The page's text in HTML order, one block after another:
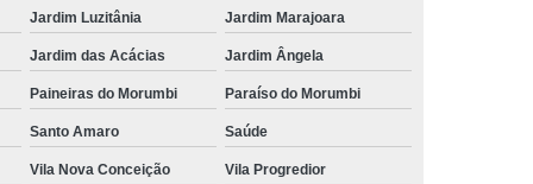
Festa São João Climaco
para Festas São Caetano
Festa Heliópolis
Kit Salgado para Festa
Salgado para Festa Congelado
Infantil
Salgado para Festa de Casamento
Jardim Luzitânia Jardim Marajoara
Jardim das Acácias Jardim Ângela
Paineiras do Morumbi Paraíso do Morumbi
Santo Amaro Saúde
Vila Nova Conceição Vila Progredior